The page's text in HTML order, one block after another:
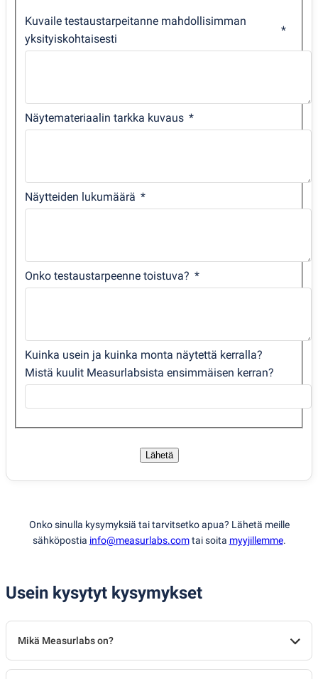
Kuvaile testaustarpeitanne mahdollisimman
yksityiskohtaisesti
Näytemateriaalin tarkka kuvaus
Näytteiden lukumäärä
Onko testaustarpeenne toistuva?
Kuinka usein ja kuinka monta näytettä kerralla?
Mistä kuulit Measurlabsista ensimmäisen kerran?
Lähetä
Onko sinulla kysymyksiä tai tarvitsetko apua? Lähetä meille
sähköpostia info@measurlabs.comtai soita myyjillemme.
Usein kysytyt kysymykset
Mikä Measurlabs on?